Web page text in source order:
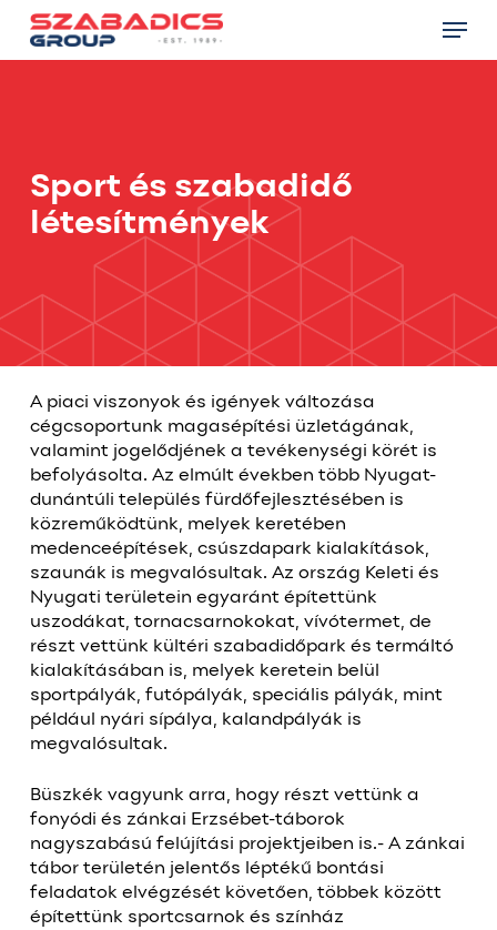
Skip
main
Sport és szabadidő
létesítmények
A piaci viszonyok és igények változása
cégcsoportunk magasépítési üzletágának,
valamint jogelődjének a tevékenységi körét is
befolyásolta. Az elmúlt években több Nyugat-
dunántúli település fürdőfejlesztésében is
közreműködtünk, melyek keretében
medenceépítések, csúszdapark kialakítások,
szaunák is megvalósultak. Az ország Keleti és
Nyugati területein egyaránt építettünk
uszodákat, tornacsarnokokat, vívótermet, de
részt vettünk kültéri szabadidőpark és termáltó
kialakításában is, melyek keretein belül
sportpályák, futópályák, speciális pályák, mint
például nyári sípálya, kalandpályák is
megvalósultak.
Büszkék vagyunk arra, hogy részt vettünk a
fonyódi és zánkai Erzsébet-táborok
nagyszabású felújítási projektjeiben is.- A zánkai
tábor területén jelentős léptékű bontási
feladatok elvégzését követően, többek között
építettünk sportcsarnok és színház